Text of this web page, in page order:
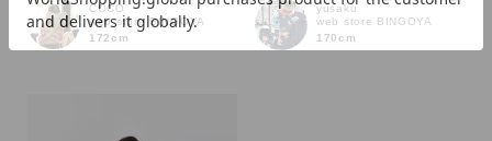
COCO
web store BINGOYA
172cm
yusaku
web store BINGOYA
170cm